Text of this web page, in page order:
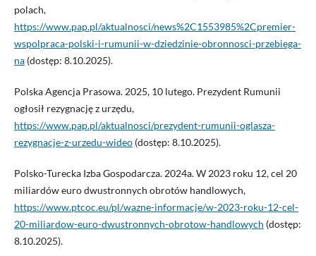
polach,
https://www.pap.pl/aktualnosci/news%2C1553985%2Cpremier-
wspolpraca-polski-i-rumunii-w-dziedzinie-obronnosci-przebiega-
na(dostęp: 8.10.2025).
Polska Agencja Prasowa. 2025, 10 lutego. Prezydent Rumunii
ogłosił rezygnację z urzędu,
https://www.pap.pl/aktualnosci/prezydent-rumunii-oglasza-
rezygnacje-z-urzedu-wideo(dostęp: 8.10.2025).
Polsko-Turecka Izba Gospodarcza. 2024a. W 2023 roku 12, cel 20
miliardów euro dwustronnych obrotów handlowych,
https://www.ptcoc.eu/pl/wazne-informacje/w-2023-roku-12-cel-
20-miliardow-euro-dwustronnych-obrotow-handlowych (dostęp:
8.10.2025).